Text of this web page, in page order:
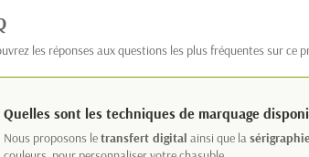
les réponses aux questions les plus fréquentes sur ce
Quelles sont les techniques de marquage
Nous proposons letransfert digital ainsi que la